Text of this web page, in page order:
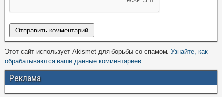
Этот сайт использует Akismet для борьбы со спамом. Узнайте, как
обрабатываются ваши данные комментариев.
Реклама